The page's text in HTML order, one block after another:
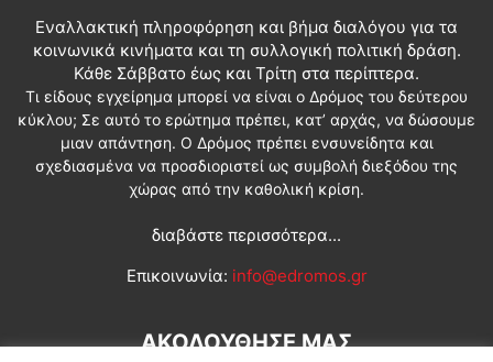
Εναλλακτική πληροφόρηση και βήμα διαλόγου για τα
κοινωνικά κινήματα και τη συλλογική πολιτική δράση.
Κάθε Σάββατο έως και Τρίτη στα περίπτερα.
Τι είδους εγχείρημα μπορεί να είναι ο Δρόμος του δεύτερου
κύκλου; Σε αυτό το ερώτημα πρέπει, κατ’ αρχάς, να δώσουμε
μιαν απάντηση. Ο Δρόμος πρέπει ενσυνείδητα και
σχεδιασμένα να προσδιοριστεί ως συμβολή διεξόδου της
χώρας από την καθολική κρίση.
διαβάστε περισσότερα...
Επικοινωνία: info@edromos.gr
ΑΚΟΛΟΥΘΗΣΕ ΜΑΣ